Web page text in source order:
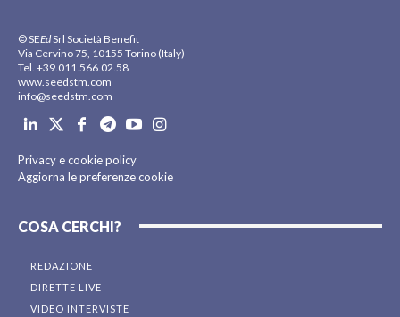
© SEEdSrl Società Benefit
Via Cervino 75, 10155 Torino (Italy)
Tel. +39.011.566.02.58
www.seedstm.com
info@seedstm.com
Privacy e cookie policy
Aggiorna le preferenze cookie
COSA CERCHI?
REDAZIONE
DIRETTE LIVE
VIDEO INTERVISTE